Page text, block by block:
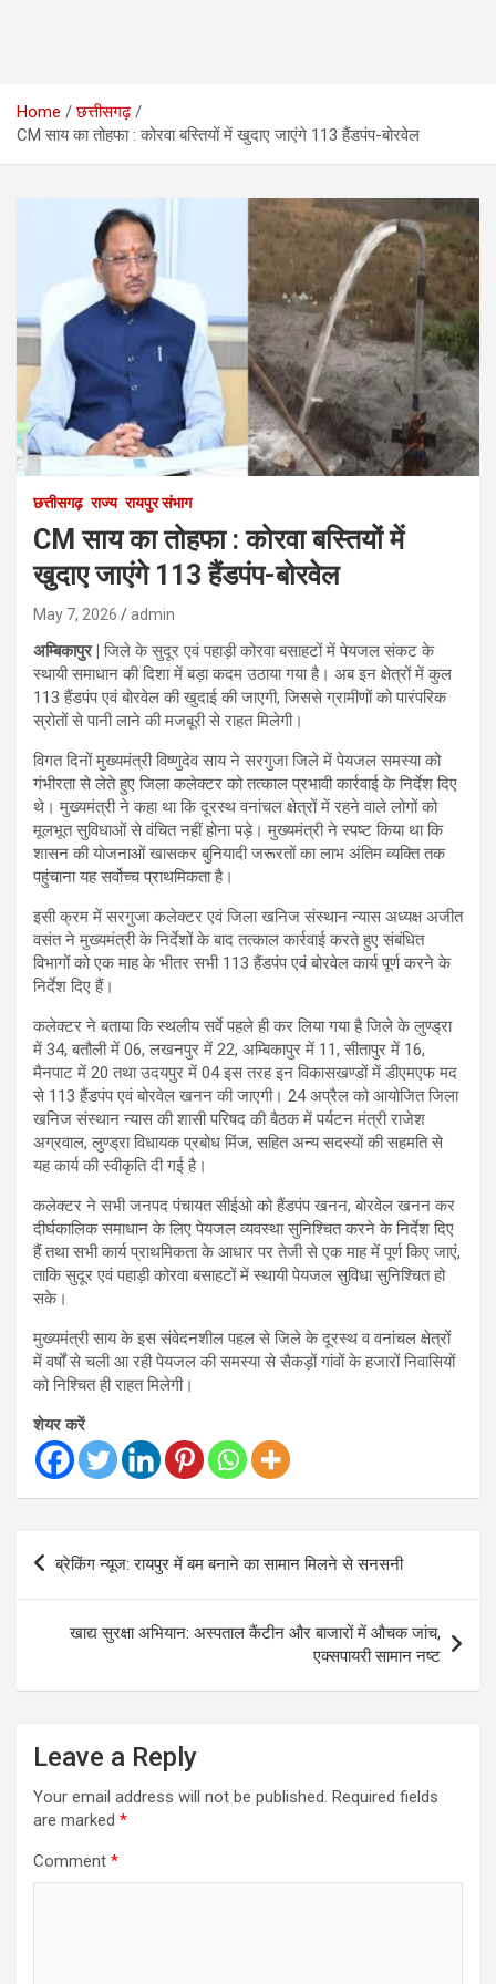
Home
छत्तीसगढ़
CM साय का तोहफा : कोरवा बस्तियों में खुदाए जाएंगे 113 हैंडपंप-बोरवेल
छत्तीसगढ़ राज्य रायपुर संभाग
CM साय का तोहफा : कोरवा बस्तियों में
खुदाए जाएंगे 113 हैंडपंप-बोरवेल
May 7, 2026 admin
अम्बिकापुर |जिले के सुदूर एवं पहाड़ी कोरवा बसाहटों में पेयजल संकट के
स्थायी समाधान की दिशा में बड़ा कदम उठाया गया है। अब इन क्षेत्रों में कुल
113 हैंडपंप एवं बोरवेल की खुदाई की जाएगी, जिससे ग्रामीणों को पारंपरिक
स्रोतों से पानी लाने की मजबूरी से राहत मिलेगी।
विगत दिनों मुख्यमंत्री विष्णुदेव साय ने सरगुजा जिले में पेयजल समस्या को
गंभीरता से लेते हुए जिला कलेक्टर को तत्काल प्रभावी कार्रवाई के निर्देश दिए
थे। मुख्यमंत्री ने कहा था कि दूरस्थ वनांचल क्षेत्रों में रहने वाले लोगों को
मूलभूत सुविधाओं से वंचित नहीं होना पड़े। मुख्यमंत्री ने स्पष्ट किया था कि
शासन की योजनाओं खासकर बुनियादी जरूरतों का लाभ अंतिम व्यक्ति तक
पहुंचाना यह सर्वोच्च प्राथमिकता है।
इसी क्रम में सरगुजा कलेक्टर एवं जिला खनिज संस्थान न्यास अध्यक्ष अजीत
वसंत ने मुख्यमंत्री के निर्देशों के बाद तत्काल कार्रवाई करते हुए संबंधित
विभागों को एक माह के भीतर सभी 113 हैंडपंप एवं बोरवेल कार्य पूर्ण करने के
निर्देश दिए हैं।
कलेक्टर ने बताया कि स्थलीय सर्वे पहले ही कर लिया गया है जिले के लुण्ड्रा
में 34, बतौली में 06, लखनपुर में 22, अम्बिकापुर में 11, सीतापुर में 16,
मैनपाट में 20 तथा उदयपुर में 04 इस तरह इन विकासखण्डों में डीएमएफ मद
से 113 हैंडपंप एवं बोरवेल खनन की जाएगी। 24 अप्रैल को आयोजित जिला
खनिज संस्थान न्यास की शासी परिषद की बैठक में पर्यटन मंत्री राजेश
अग्रवाल, लुण्ड्रा विधायक प्रबोध मिंज, सहित अन्य सदस्यों की सहमति से
यह कार्य की स्वीकृति दी गई है।
कलेक्टर ने सभी जनपद पंचायत सीईओ को हैंडपंप खनन, बोरवेल खनन कर
दीर्घकालिक समाधान के लिए पेयजल व्यवस्था सुनिश्चित करने के निर्देश दिए
हैं तथा सभी कार्य प्राथमिकता के आधार पर तेजी से एक माह में पूर्ण किए जाएं,
ताकि सुदूर एवं पहाड़ी कोरवा बसाहटों में स्थायी पेयजल सुविधा सुनिश्चित हो
सके।
मुख्यमंत्री साय के इस संवेदनशील पहल से जिले के दूरस्थ व वनांचल क्षेत्रों
में वर्षों से चली आ रही पेयजल की समस्या से सैकड़ों गांवों के हजारों निवासियों
को निश्चित ही राहत मिलेगी।
शेयर करें
Post
navigation
ब्रेकिंग न्यूज: रायपुर में बम बनाने का सामान मिलने से सनसनी
खाद्य सुरक्षा अभियान: अस्पताल कैंटीन और बाजारों में औचक जांच,
एक्सपायरी सामान नष्ट
Leave a Reply
Your email address will not be published. Required fields
are marked *
Comment *